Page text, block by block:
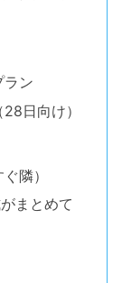
ラン
日向け）
隣）
まとめて